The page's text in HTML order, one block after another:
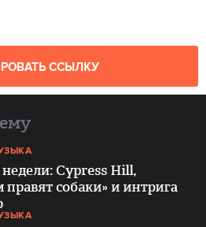
ССЫЛКУ
Cypress Hill,
собаки» и интрига